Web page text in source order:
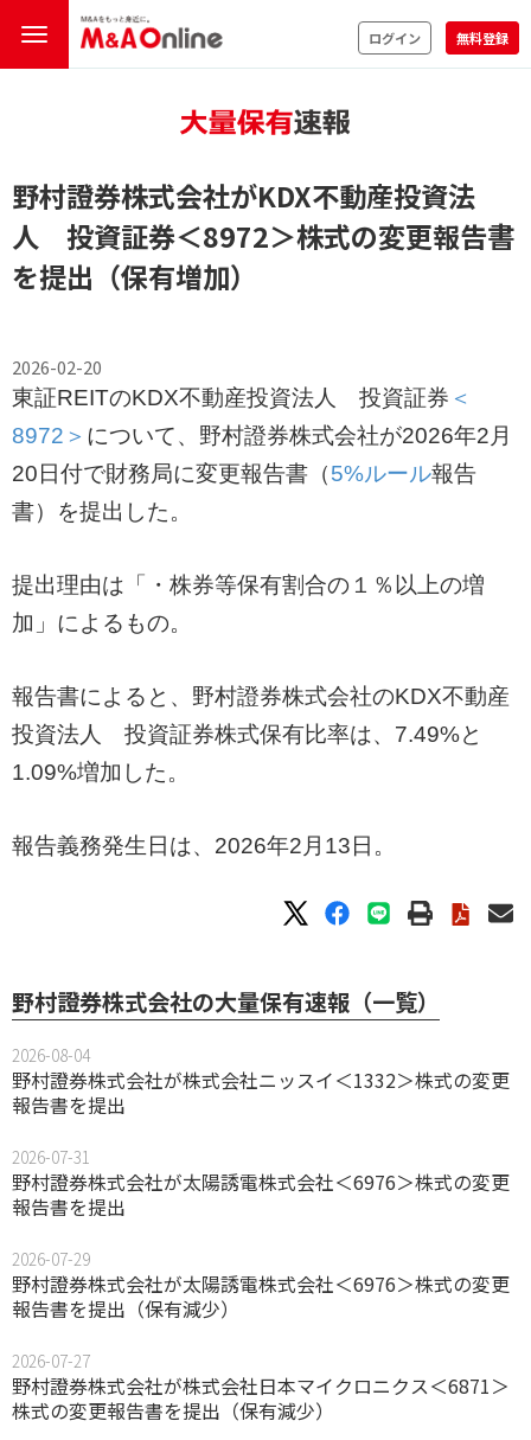
ログイン 無料登録
野村證券株式会社がKDX不動産投資法
人 投資証券＜8972＞株式の変更報告書
を提出（保有増加）
2026-02-20
東証REITのKDX不動産投資法人 投資証券 ＜
8972＞ について、野村證券株式会社が2026年2月
20日付で財務局に変更報告書（5%ルール報告
書）を提出した。
提出理由は「・株券等保有割合の１％以上の増
加」によるもの。
報告書によると、野村證券株式会社のKDX不動産
投資法人 投資証券株式保有比率は、7.49%と
1.09%増加した。
報告義務発生日は、2026年2月13日。
野村證券株式会社の大量保有速報（一覧）
2026-08-04
野村證券株式会社が株式会社ニッスイ＜1332＞株式の変更
報告書を提出
2026-07-31
野村證券株式会社が太陽誘電株式会社＜6976＞株式の変更
報告書を提出
2026-07-29
野村證券株式会社が太陽誘電株式会社＜6976＞株式の変更
報告書を提出（保有減少）
2026-07-27
野村證券株式会社が株式会社日本マイクロニクス＜6871＞
株式の変更報告書を提出（保有減少）